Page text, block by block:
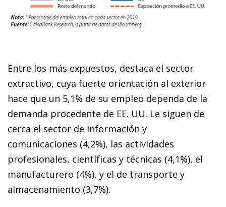
Entre los más expuestos, destaca el sector
extractivo, cuya fuerte orientación al exterior
hace que un 5,1% de su empleo dependa de la
demanda procedente de EE. UU. Le siguen de
cerca el sector de información y
comunicaciones (4,2%), las actividades
profesionales, científicas y técnicas (4,1%), el
manufacturero (4%), y el de transporte y
almacenamiento (3,7%).